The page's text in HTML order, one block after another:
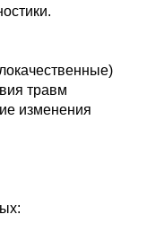
травм
изменения